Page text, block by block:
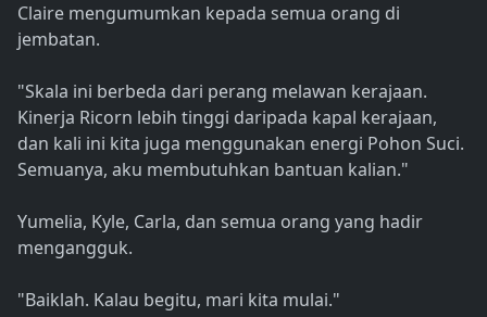
Claire mengumumkan kepada semua orang di
jembatan.
"Skala ini berbeda dari perang melawan kerajaan.
Kinerja Ricorn lebih tinggi daripada kapal kerajaan,
dan kali ini kita juga menggunakan energi Pohon Suci.
Semuanya, aku membutuhkan bantuan kalian."
Yumelia, Kyle, Carla, dan semua orang yang hadir
mengangguk.
"Baiklah. Kalau begitu, mari kita mulai."